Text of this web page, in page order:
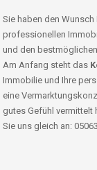
Sie haben den
professionellen
und den
Am Anfang steht das
Immobilie und Ihre
eine
gutes Gefühl vermittelt
Sie uns gleich an: